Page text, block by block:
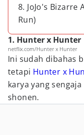
8. JoJo's Bizarre
Run)
1. Hunter x Hunter
netflix.com/Hunter x Hunter
Ini sudah dibahas
tetapi Hunter x
karya yang
shonen.